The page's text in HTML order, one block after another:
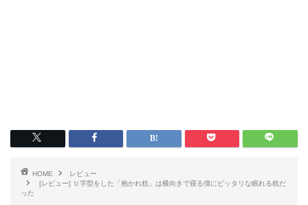
HOME
レビュー
[レビュー] Ｕ字型をした「抱かれ枕」は横向きで寝る僕にピッタリな眠れる枕だ
った